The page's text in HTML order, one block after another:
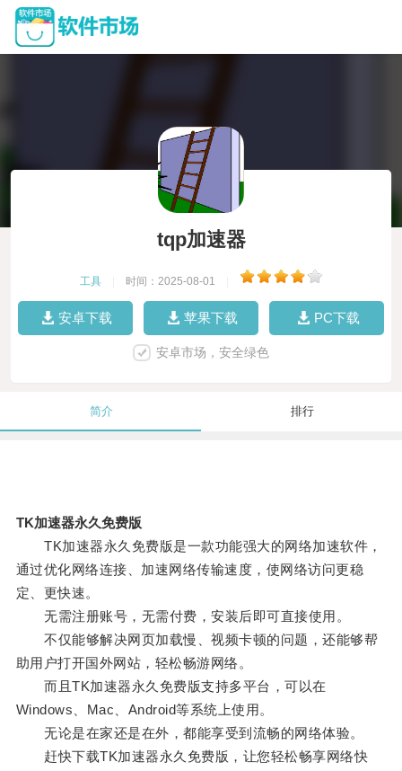
tqp加速器
工具 时间：2025-08-01
安卓下载 苹果下载 PC下载
安卓市场，安全绿色
简介 排行
TK加速器永久免费版
TK加速器永久免费版是一款功能强大的网络加速软件，
通过优化网络连接、加速网络传输速度，使网络访问更稳
定、更快速。
无需注册账号，无需付费，安装后即可直接使用。
不仅能够解决网页加载慢、视频卡顿的问题，还能够帮
助用户打开国外网站，轻松畅游网络。
而且TK加速器永久免费版支持多平台，可以在
Windows、Mac、Android等系统上使用。
无论是在家还是在外，都能享受到流畅的网络体验。
赶快下载TK加速器永久免费版，让您轻松畅享网络快